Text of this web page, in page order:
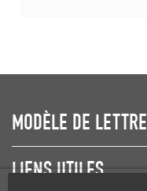
MODÈLE DE LETTRE
LIENS UTILES